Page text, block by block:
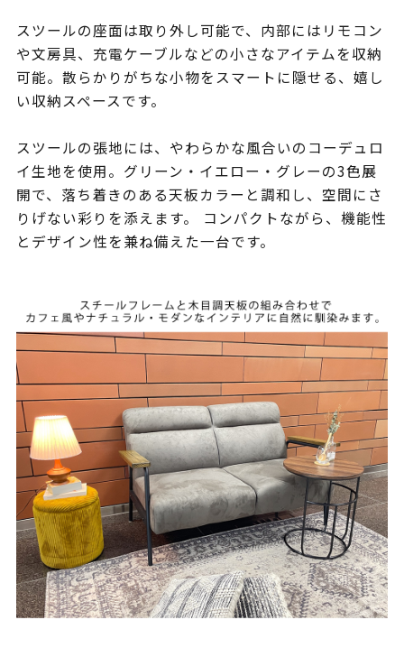
スツールの座面は取り外し可能で、内部にはリモコン
や文房具、充電ケーブルなどの小さなアイテムを収納
可能。散らかりがちな小物をスマートに隠せる、嬉し
い収納スペースです。
スツールの張地には、やわらかな風合いのコーデュロ
イ生地を使用。グリーン・イエロー・グレーの3色展
開で、落ち着きのある天板カラーと調和し、空間にさ
りげない彩りを添えます。 コンパクトながら、機能性
とデザイン性を兼ね備えた一台です。